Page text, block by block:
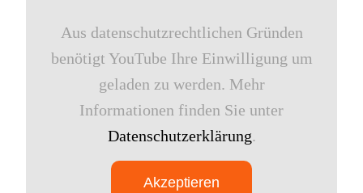
Aus datenschutzrechtlichen Gründen
benötigt YouTube Ihre Einwilligung um
geladen zu werden. Mehr
Informationen finden Sie unter
Datenschutzerklärung.
Akzeptieren